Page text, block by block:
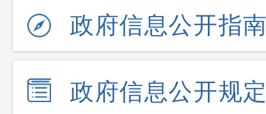
政府信息公开指
政府信息公开规